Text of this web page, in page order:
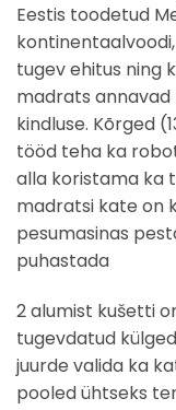
Eestis toodetud
tugev ehitus ning
madrats annavad
kindluse. Kõrged
tööd teha ka
alla koristama ka
madratsi kate on
pesumasinas
puhastada
2 alumist kušetti
tugevdatud
juurde valida ka
pooled ühtseks